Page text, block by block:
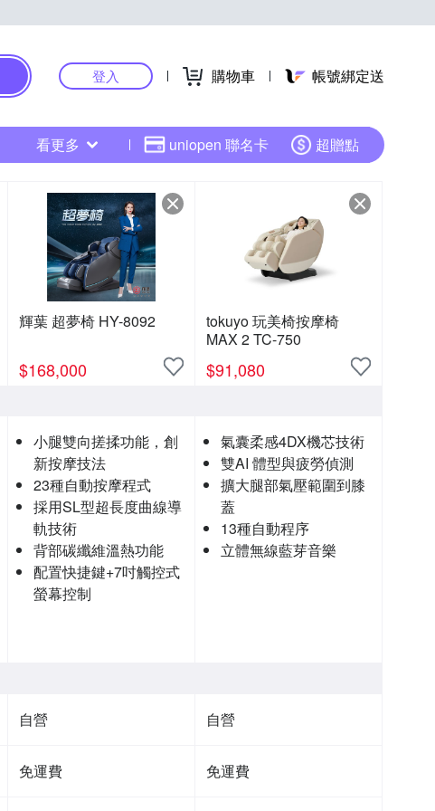
登入 購物車 帳號綁定送
看更多 uniopen 聯名卡 超贈點
輝葉 超夢椅 HY-8092
$168,000
tokuyo 玩美椅按摩椅
MAX 2 TC-750
$91,080
小腿雙向搓揉功能，創
新按摩技法
23種自動按摩程式
採用SL型超長度曲線導
軌技術
背部碳纖維溫熱功能
配置快捷鍵+7吋觸控式
螢幕控制
氣囊柔感4DX機芯技術
雙AI 體型與疲勞偵測
擴大腿部氣壓範圍到膝
蓋
13種自動程序
立體無線藍芽音樂
自營 自營
免運費 免運費